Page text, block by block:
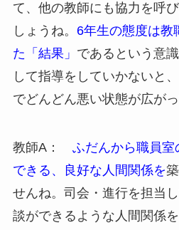
て、他の教師にも協力を呼
しょうね。 6年生の態度は教
た「結果」 であるという意
して指導をしていかないと
でどんどん悪い状態が広が
教師A： ふだんから職員
できる、良好な人間関係を
せんね。司会・進行を担当
談ができるような人間関係